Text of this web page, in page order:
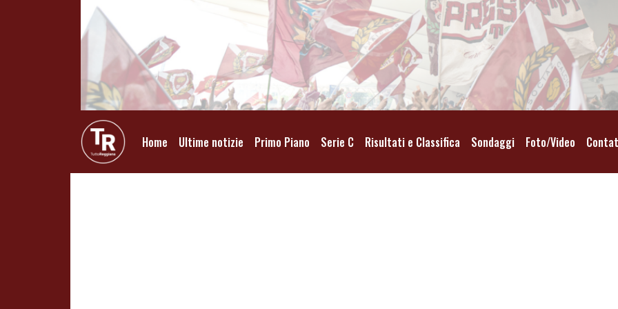
Home Ultime notizie Primo Piano Serie C Risultati e Classifica Sondaggi Foto/Video